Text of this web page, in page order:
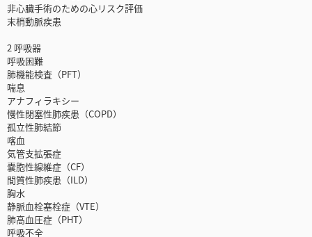
非心臓手術のための心リスク評価
末梢動脈疾患
2 呼吸器
呼吸困難
肺機能検査（PFT）
喘息
アナフィラキシー
慢性閉塞性肺疾患（COPD）
孤立性肺結節
喀血
気管支拡張症
嚢胞性線維症（CF）
間質性肺疾患（ILD）
胸水
静脈血栓塞栓症（VTE）
肺高血圧症（PHT）
呼吸不全